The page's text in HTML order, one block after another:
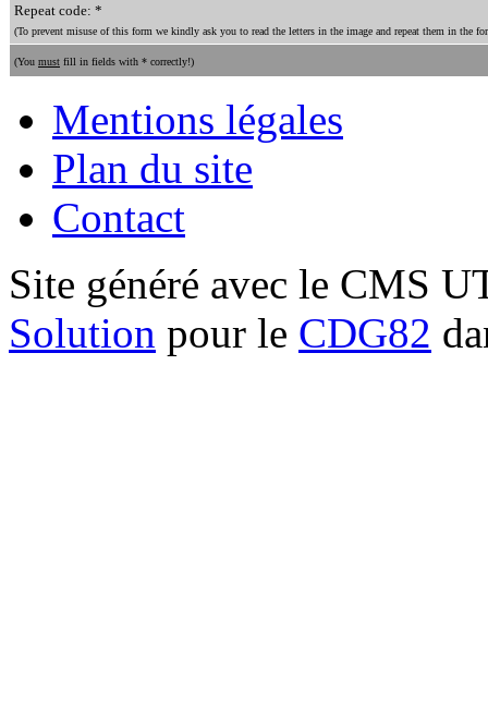
Repeat code: *
(To prevent misuse of this form we kindly ask you to read the letters in the image and repeat them in the
(You must fill in fields with * correctly!)
Mentions légales
Plan du site
Contact
Site généré avec le CMS
Solution pour le CDG82